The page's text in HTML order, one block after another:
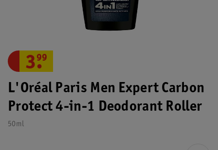
L'Oréal Paris Men Expert Carbon
Protect 4-in-1 Deodorant Roller
50ml
3.
99